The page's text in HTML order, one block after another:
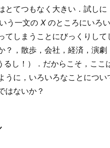
とてつもなく大きい．試しに
う一文の Xのところにいろ
しまうことにびっくりして
？，散歩，会社，経済，演劇
し！）．だからこそ，ここ
うに，いろいろなことについ
はないか？